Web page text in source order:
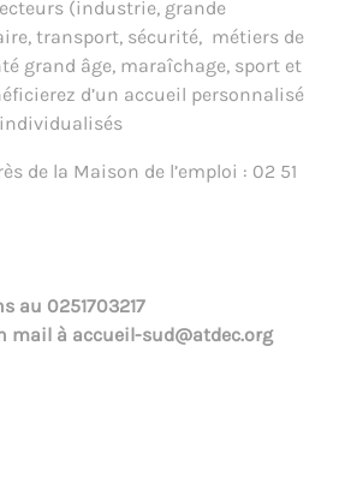
(industrie, grande
transport, sécurité, métiers de
grand âge, maraîchage, sport et
d’un accueil personnalisé
de la Maison de l’emploi : 02 51
au 0251703217
mail à accueil-sud@atdec.org